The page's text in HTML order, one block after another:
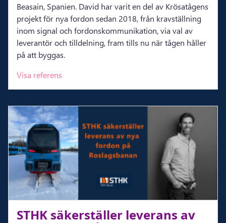
Beasain, Spanien. David har varit en del av Krösatågens
projekt för nya fordon sedan 2018, från kravställning
inom signal och fordonskommunikation, via val av
leverantör och tilldelning, fram tills nu när tågen håller
på att byggas.
Visa referens
STHK sä­ker­stäl­ler le­ve­rans av